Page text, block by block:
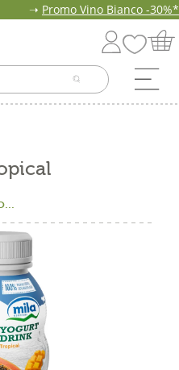
➝ Promo Vino Bianco -30%*